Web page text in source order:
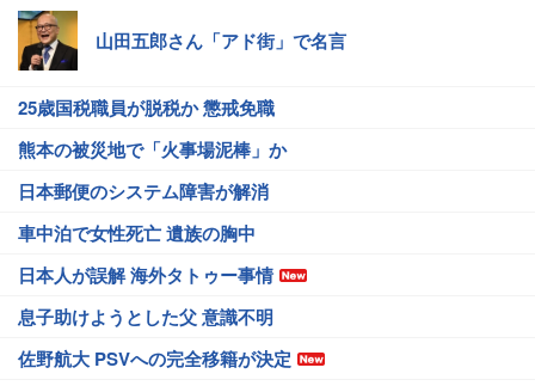
山田五郎さん「アド街」で名言
25歳国税職員が脱税か 懲戒免職
熊本の被災地で「火事場泥棒」か
日本郵便のシステム障害が解消
車中泊で女性死亡 遺族の胸中
日本人が誤解 海外タトゥー事情
息子助けようとした父 意識不明
佐野航大 PSVへの完全移籍が決定